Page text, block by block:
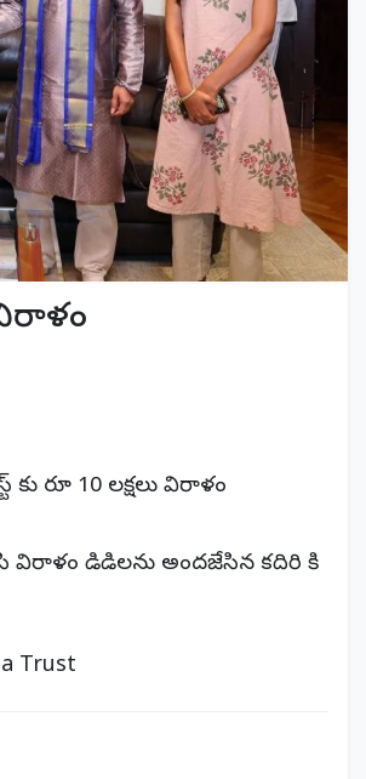
విరాళం
కు రూ 10 లక్షలు విరాళం
డిడిలను అందజేసిన కదిరి కి
Trust